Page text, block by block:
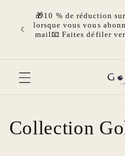
contenu
🎁10 % de réduction
lorsque vous vous
mail📧 Faites défiler
C
Collection